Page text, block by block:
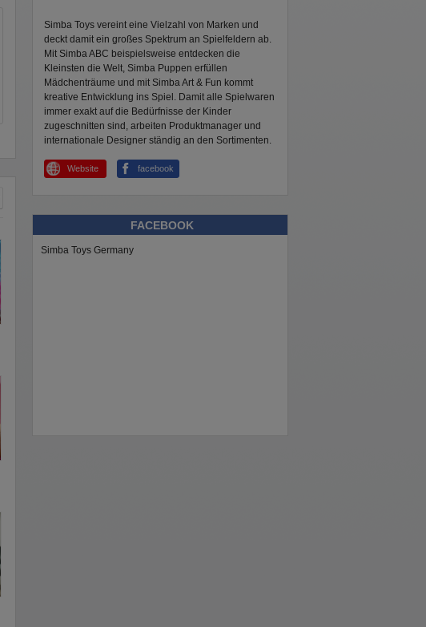
Simba Toys vereint eine Vielzahl von Marken und
deckt damit ein großes Spektrum an Spielfeldern ab.
Mit Simba ABC beispielsweise entdecken die
Kleinsten die Welt, Simba Puppen erfüllen
Mädchenträume und mit Simba Art & Fun kommt
kreative Entwicklung ins Spiel. Damit alle Spielwaren
immer exakt auf die Bedürfnisse der Kinder
zugeschnitten sind, arbeiten Produktmanager und
internationale Designer ständig an den Sortimenten.
Website facebook
FACEBOOK
Simba Toys Germany